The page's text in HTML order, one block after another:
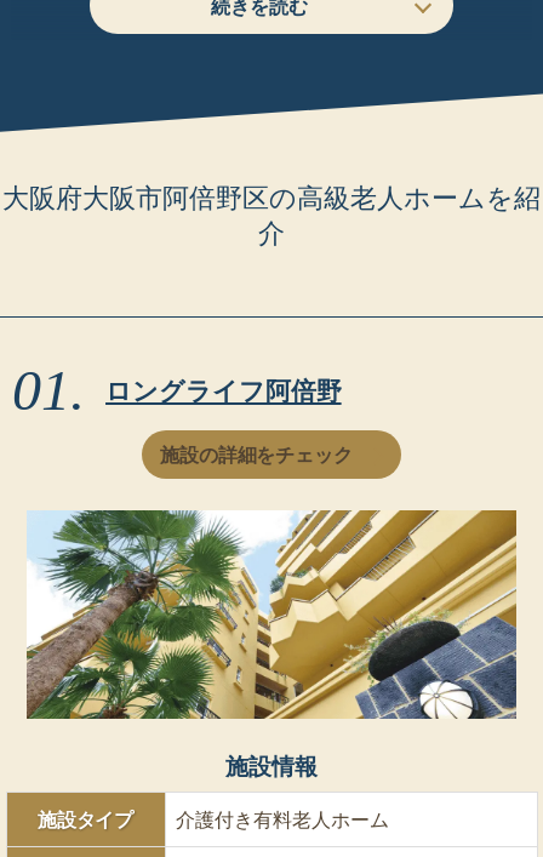
大阪府大阪市阿倍野区の高級老人ホームを紹
介
ロングライフ阿倍野
施設の詳細をチェック
施設情報
施設タイプ 介護付き有料老人ホーム